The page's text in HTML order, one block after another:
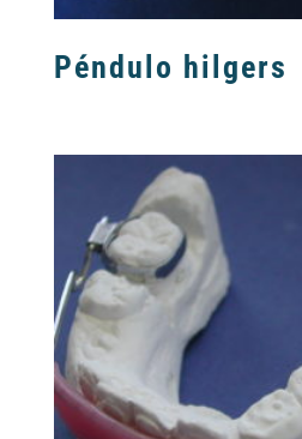
Péndulo hilgers